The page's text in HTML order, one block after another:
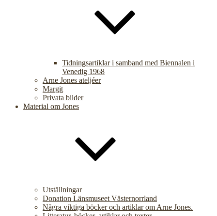
Tidningsartiklar i samband med Biennalen i
Venedig 1968
Arne Jones ateljéer
Margit
Privata bilder
Material om Jones
Utställningar
Donation Länsmuseet Västernorrland
Några viktiga böcker och artiklar om Arne Jones.